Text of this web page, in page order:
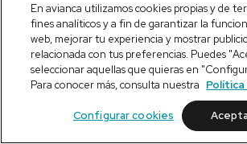
Copyright © Avianca 2026
En avianca utilizamos cookies propias y de
fines analíticos y a fin de garantizar la
web, mejorar tu experiencia y mostrar
relacionada con tus preferencias. Puedes
seleccionar aquellas que quieras en
Para conocer más, consulta nuestra
Configurar cookies